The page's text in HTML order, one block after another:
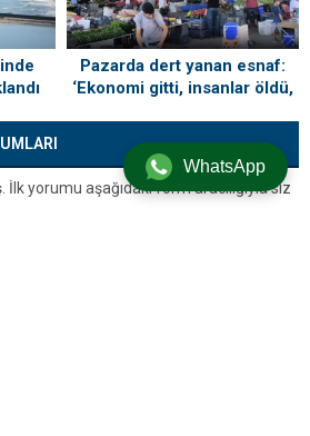
Pazarda dert yanan esnaf:
‘Ekonomi gitti, insanlar öldü,
İlk yorumu aşağıdaki form aracılığıyla siz
WhatsApp